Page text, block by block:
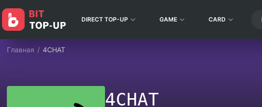
DIRECT TOP-UP GAME CARD
Главная / 4CHAT
4CHAT